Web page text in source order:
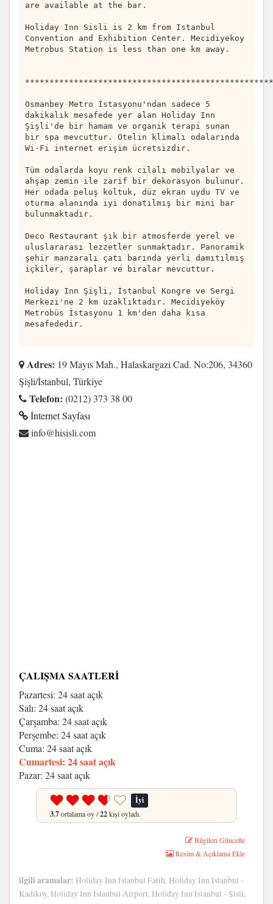
are available at the bar.
Holiday Inn Sisli is 2 km from Istanbul
Convention and Exhibition Center. Mecidiyekoy
Metrobus Station is less than one km away.
Osmanbey Metro İstasyonu'ndan sadece 5
dakikalık mesafede yer alan Holiday Inn
Şişli'de bir hamam ve organik terapi sunan
bir spa mevcuttur. Otelin klimalı odalarında
Wi-Fi internet erişim ücretsizdir.
Tüm odalarda koyu renk cilalı mobilyalar ve
ahşap zemin ile zarif bir dekorasyon bulunur.
Her odada peluş koltuk, düz ekran uydu TV ve
oturma alanında iyi donatılmış bir mini bar
bulunmaktadır.
Deco Restaurant şık bir atmosferde yerel ve
uluslararası lezzetler sunmaktadır. Panoramik
şehir manzaralı çatı barında yerli damıtılmış
içkiler, şaraplar ve biralar mevcuttur.
Holiday Inn Şişli, İstanbul Kongre ve Sergi
Merkezi'ne 2 km uzaklıktadır. Mecidiyeköy
Metrobüs İstasyonu 1 km'den daha kısa
mesafededir.
Adres: 19 Mayıs Mah., Halaskargazi Cad. No:206, 34360
Şişli/İstanbul, Türkiye
Telefon: (0212) 373 38 00
İnternet Sayfası
moc.ilsisih@ofni
ÇALIŞMA SAATLERI
Pazartesi: 24 saat açık
Salı: 24 saat açık
Çarşamba: 24 saat açık
Perşembe: 24 saat açık
Cuma: 24 saat açık
Cumartesi: 24 saat açık
Pazar: 24 saat açık
İyi
3.7ortalama oy /22kişi oyladı.
Bilgileri Güncelle
Resim & Açıklama Ekle
ilgili aramalar: Holiday Inn Istanbul Fatih, Holiday Inn Istanbul -
Kadikoy, Holiday Inn Istanbul Airport, Holiday Inn Istanbul - Sisli,